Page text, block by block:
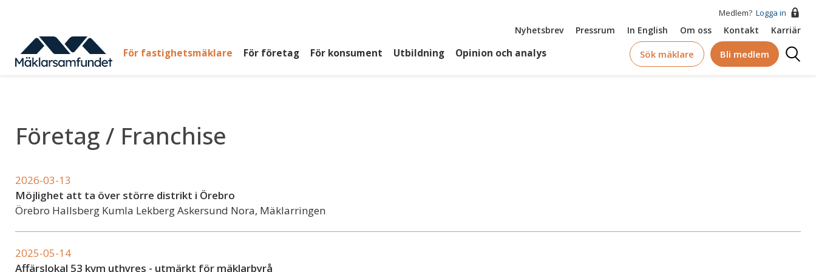
huvudinnehåll
Medlem? Logga in
Top
Nyhetsbrev Pressrum In English Om oss Kontakt Karriär
Huvudmeny
För fastighetsmäklare För företag För konsument Utbildning Opinion och analys Sök mäklare Bli medlem
Logga
Företag / Franchise
2026-03-13
Möjlighet att ta över större distrikt i Örebro
Örebro Hallsberg Kumla Lekberg Askersund Nora, Mäklarringen
2025-05-14
Affärslokal 53 kvm uthyres - utmärkt för mäklarbyrå